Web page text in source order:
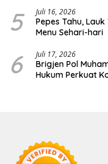
5 Juli 16, 2026
Pepes Tahu,
Menu Sehari-hari
6 Juli 17, 2026
Brigjen Pol
Hukum Perkuat